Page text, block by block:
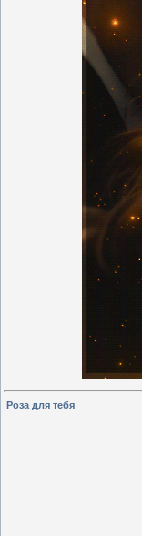
Роза для тебя